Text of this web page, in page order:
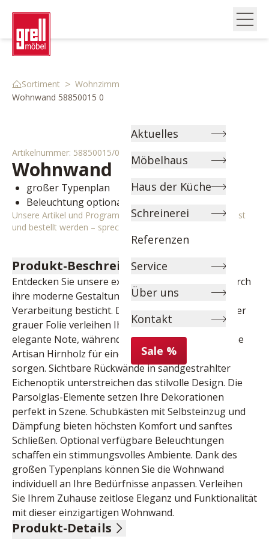
Aktuelles
Möbelhaus
Haus der Küche
Schreinerei
Referenzen
Service
Über uns
Kontakt
Sale %
Sortiment > Wohnzimmer
Wohnwand 58850015 0
Artikelnummer: 58850015/0
Wohnwand Houton
großer Typenplan
Beleuchtung optional
Unsere Artikel und Programme können individuell angepasst
und bestellt werden – sprechen Sie uns gerne an!
Produkt-Beschreibung
Entdecken Sie unsere exquisite Wohnwand, die durch
ihre moderne Gestaltung und hochwertige
Verarbeitung besticht. Die Fronten in tiefgezogener
grauer Folie verleihen Ihrem Wohnzimmer eine
elegante Note, während die Absetzungen aus Eiche
Artisan Hirnholz für einen natürlichen Kontrast
sorgen. Sichtbare Rückwände in sandgestrahlter
Eichenoptik unterstreichen das stilvolle Design. Die
Parsolglas-Elemente setzen Ihre Dekorationen
perfekt in Szene. Schubkästen mit Selbsteinzug und
Dämpfung bieten höchsten Komfort und sanftes
Schließen. Optional verfügbare Beleuchtungen
schaffen ein stimmungsvolles Ambiente. Dank des
großen Typenplans können Sie die Wohnwand
individuell an Ihre Bedürfnisse anpassen. Verleihen
Sie Ihrem Zuhause zeitlose Eleganz und Funktionalität
mit dieser einzigartigen Wohnwand.
Produkt-Details